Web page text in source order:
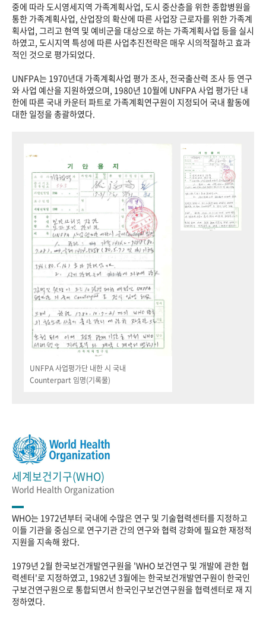
중에 따라 도시영세지역 가족계획사업, 도시 중산층을 위한 종합병원을
통한 가족계획사업, 산업장의 확산에 따른 사업장 근로자를 위한 가족계
획사업, 그리고 현역 및 예비군을 대상으로 하는 가족계획사업 등을 실시
하였고, 도시지역 특성에 따른 사업추진전략은 매우 시의적절하고 효과
적인 것으로 평가되었다.
UNFPA는 1970년대 가족계획사업 평가 조사, 전국출산력 조사 등 연구
와 사업 예산을 지원하였으며, 1980년 10월에 UNFPA 사업 평가단 내
한에 따른 국내 카운터 파트로 가족계획연구원이 지정되어 국내 활동에
대한 일정을 총괄하였다.
UNFPA 사업평가단 내한 시 국내
Counterpart 임명(기록물)
세계보건기구(WHO)
World Health Organization
WHO는 1972년부터 국내에 수많은 연구 및 기술협력센터를 지정하고
이들 기관을 중심으로 연구기관 간의 연구와 협력 강화에 필요한 재정적
지원을 지속해 왔다.
1979년 2월 한국보건개발연구원을 'WHO 보건연구 및 개발에 관한 협
력센터'로 지정하였고, 1982년 3월에는 한국보건개발연구원이 한국인
구보건연구원으로 통합되면서 한국인구보건연구원을 협력센터로 재 지
정하였다.